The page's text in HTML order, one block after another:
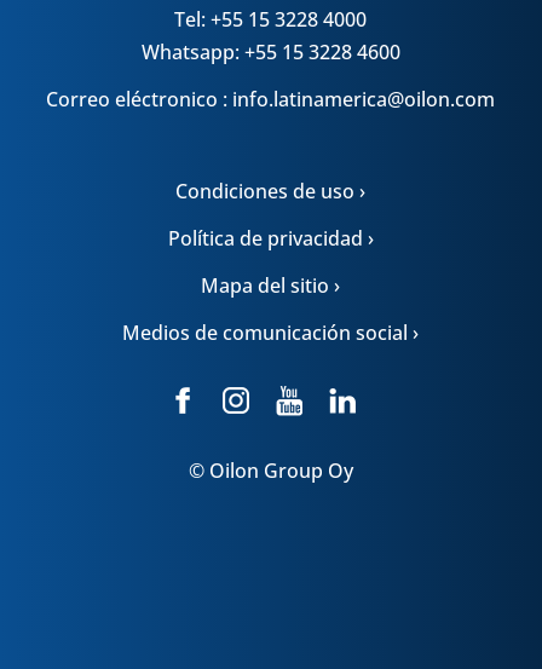
Tel: +55 15 3228 4000
Whatsapp: +55 15 3228 4600
Correo eléctronico : info.latinamerica@oilon.com
Condiciones de uso ›
Política de privacidad ›
Mapa del sitio ›
Medios de comunicación social ›
© Oilon Group Oy